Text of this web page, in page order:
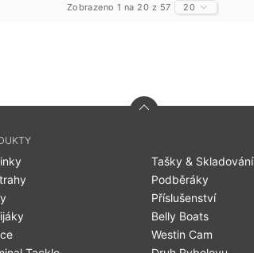
Zobrazeno 1 na 20 z 57 20
Tašky & Skladování
Podběráky
Příslušenství
Belly Boats
Westin Cam